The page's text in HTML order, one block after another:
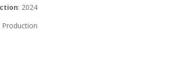
: 2024
Production